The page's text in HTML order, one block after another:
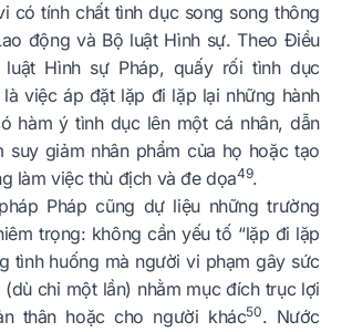
có tính chất tình dục song song thông
động và Bộ luật Hình sự. Theo Điều
Hình sự Pháp, quấy rối tình dục
việc áp đặt lặp đi lặp lại những hành
hàm ý tình dục lên một cá nhân, dẫn
suy giảm nhân phẩm của họ hoặc tạo
làm việc thù địch và đe dọa49.
Pháp cũng dự liệu những trường
trọng: không cần yếu tố “lặp đi lặp
tình huống mà người vi phạm gây sức
chỉ một lần) nhằm mục đích trục lợi
thân hoặc cho người khác50. Nước